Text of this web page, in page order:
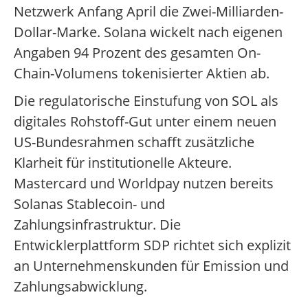
Netzwerk Anfang April die Zwei-Milliarden-
Dollar-Marke. Solana wickelt nach eigenen
Angaben 94 Prozent des gesamten On-
Chain-Volumens tokenisierter Aktien ab.
Die regulatorische Einstufung von SOL als
digitales Rohstoff-Gut unter einem neuen
US-Bundesrahmen schafft zusätzliche
Klarheit für institutionelle Akteure.
Mastercard und Worldpay nutzen bereits
Solanas Stablecoin- und
Zahlungsinfrastruktur. Die
Entwicklerplattform SDP richtet sich explizit
an Unternehmenskunden für Emission und
Zahlungsabwicklung.